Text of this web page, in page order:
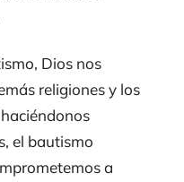
Dios nos
religiones y los
el bautismo
a